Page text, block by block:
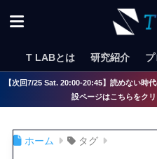
T LABとは 研究紹介
【次回7/25 Sat. 20:00-20:45】読めない時
設ページはこちらをク
ホーム タグ